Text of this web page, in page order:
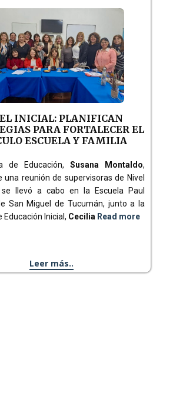
INICIAL: PLANIFICAN
PARA FORTALECER EL
ESCUELA Y FAMILIA
de Educación, Susana Montaldo,
una reunión de supervisoras de Nivel
se llevó a cabo en la Escuela Paul
San Miguel de Tucumán, junto a la
Educación Inicial, Cecilia Read more
Leer más..